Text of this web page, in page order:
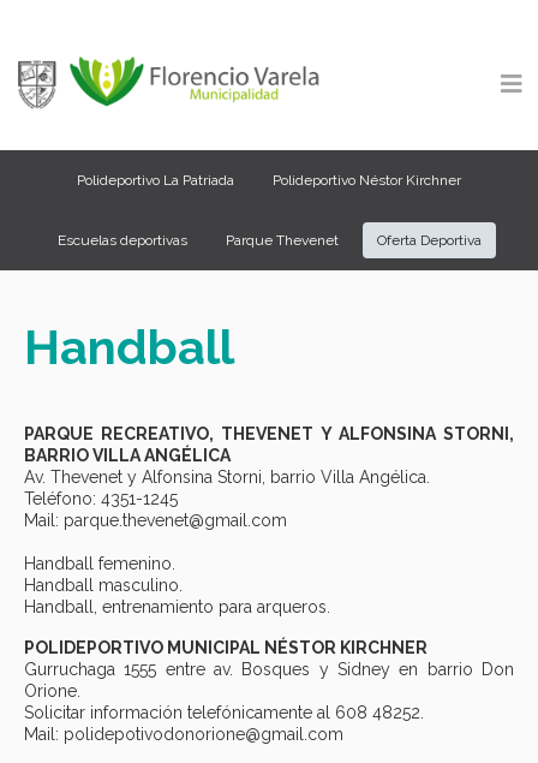
Polideportivo La Patriada Polideportivo Néstor Kirchner
Escuelas deportivas Parque Thevenet Oferta Deportiva
Handball
PARQUE RECREATIVO, THEVENET Y ALFONSINA STORNI,
BARRIO VILLA ANGÉLICA
Av. Thevenet y Alfonsina Storni, barrio Villa Angélica.
Teléfono: 4351-1245
Mail: parque.thevenet@gmail.com
Handball femenino.
Handball masculino.
Handball, entrenamiento para arqueros.
POLIDEPORTIVO MUNICIPAL NÉSTOR KIRCHNER
Gurruchaga 1555 entre av. Bosques y Sidney en barrio Don
Orione.
Solicitar información telefónicamente al 608 48252.
Mail: polidepotivodonorione@gmail.com